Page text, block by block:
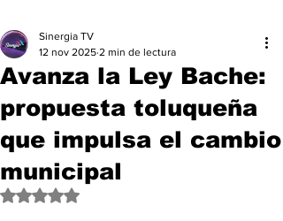
Avanza la Ley Bache:
propuesta toluqueña
que impulsa el cambio
municipal
Sinergia TV
12 nov 2025 2 min de lectura
Obtuvo NaN de 5 estrellas.